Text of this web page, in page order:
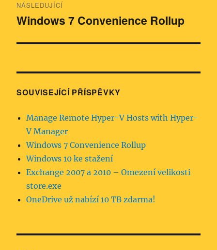
NÁSLEDUJÍCÍ
Následující
Windows 7 Convenience Rollup
SOUVISEJÍCÍ PŘÍSPĚVKY
Manage Remote Hyper-V Hosts with Hyper-
V Manager
Windows 7 Convenience Rollup
Windows 10 ke stažení
Exchange 2007 a 2010 – Omezení velikosti
store.exe
OneDrive už nabízí 10 TB zdarma!